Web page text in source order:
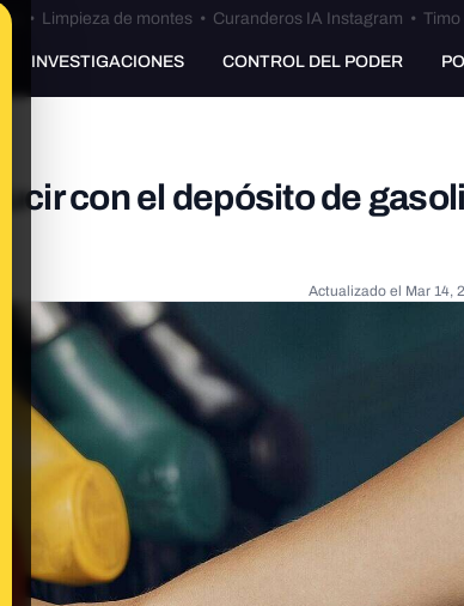
• Limpieza de montes• Curanderos IA Instagram • Timo
INVESTIGACIONES CONTROL DEL PODER
con el depósito de
Actualizado el Mar 14,